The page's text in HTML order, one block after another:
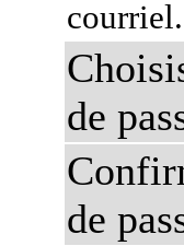
courriel.
de
de